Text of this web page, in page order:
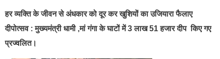
हर व्यक्ति के जीवन से अंधकार को दूर कर खुशियों का उजियारा फैलाए
दीपोत्सव : मुख्यमंत्री धामी ,मां गंगा के घाटों में 3 लाख 51 हजार दीप किए गए
प्रज्वलित।